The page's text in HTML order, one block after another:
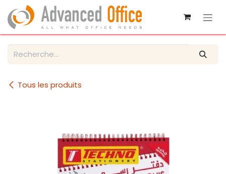
Se rendre au contenu
Tous les produits